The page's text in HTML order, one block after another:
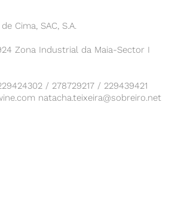
Cima, SAC, S.A.
Zona Industrial da Maia-Sector I
/ 278729217 / 229439421
natacha.teixeira@sobreiro.net